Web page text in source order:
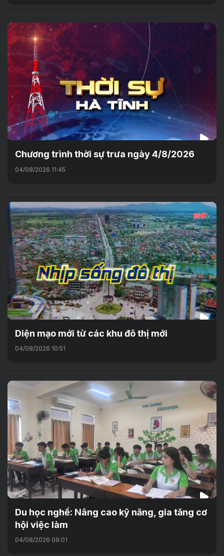
Chương trình thời sự trưa ngày 4/8/2026
04/08/2026 11:45
Diện mạo mới từ các khu đô thị mới
04/08/2026 10:51
Du học nghề: Nâng cao kỹ năng, gia tăng cơ
hội việc làm
04/08/2026 09:01